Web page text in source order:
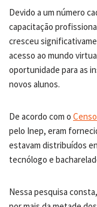
Devido a um número
capacitação
cresceu
acesso ao mundo
oportunidade para as
novos alunos.
De acordo com o
pelo Inep, eram
estavam distribuídos
tecnólogo e
Nessa pesquisa